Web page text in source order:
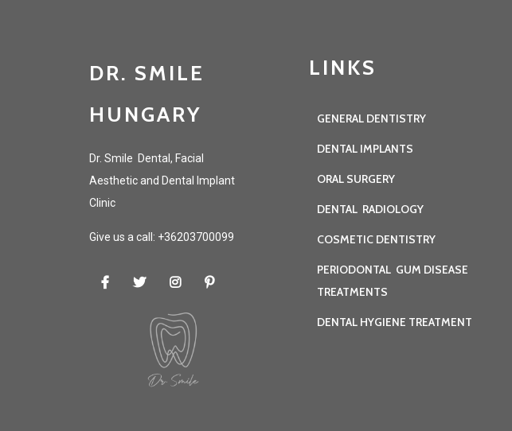
DR. SMILE
HUNGARY
Dr. Smile Dental, Facial
Aesthetic and Dental Implant
Clinic
Give us a call: +36203700099
LINKS
GENERAL DENTISTRY
DENTAL IMPLANTS
ORAL SURGERY
DENTAL RADIOLOGY
COSMETIC DENTISTRY
PERIODONTAL GUM DISEASE
TREATMENTS
DENTAL HYGIENE TREATMENT